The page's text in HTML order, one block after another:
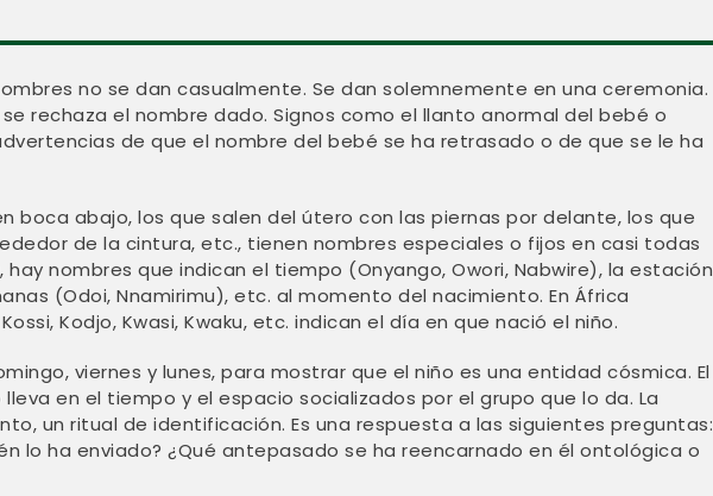
no se dan casualmente. Se dan solemnemente en una ceremonia.
rechaza el nombre dado. Signos como el llanto anormal del bebé o
de que el nombre del bebé se ha retrasado o de que se le ha
boca abajo, los que salen del útero con las piernas por delante, los que
de la cintura, etc., tienen nombres especiales o fijos en casi todas
hay nombres que indican el tiempo (Onyango, Owori, Nabwire), la estación
(Odoi, Nnamirimu), etc. al momento del nacimiento. En África
Kodjo, Kwasi, Kwaku, etc. indican el día en que nació el niño.
viernes y lunes, para mostrar que el niño es una entidad cósmica. El
en el tiempo y el espacio socializados por el grupo que lo da. La
un ritual de identificación. Es una respuesta a las siguientes preguntas:
lo ha enviado? ¿Qué antepasado se ha reencarnado en él ontológica o